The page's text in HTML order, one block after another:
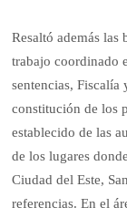
Resaltó además
trabajo coordinado
sentencias,
constitución de los
establecido de las
de los lugares
Ciudad del Este,
referencias. En el